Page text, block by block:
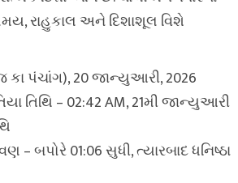
રાહુકાલ અને દિશાશૂલ વિશે
પંચાંગ), 20 જાન્યુઆરી, 2026
તિથિ – 02:42 AM, 21મી જાન્યુઆરી
બપોરે 01:06 સુધી, ત્યારબાદ ધનિષ્ઠા